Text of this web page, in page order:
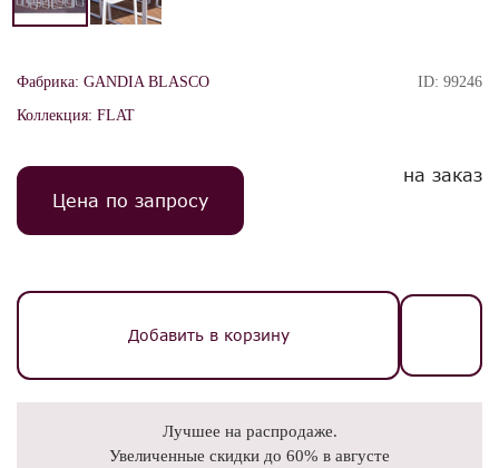
Фабрика: GANDIA BLASCO
Коллекция: FLAT
ID: 99246
Цена по запросу
на заказ
Добавить в корзину
Лучшее на распродаже.
Увеличенные скидки до 60% в августе